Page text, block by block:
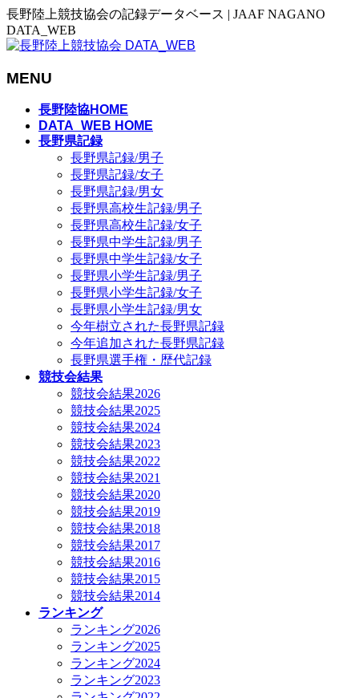
長野陸上競技協会の記録データベース | JAAF NAGANO
DATA_WEB
MENU
長野陸協HOME
DATA_WEB HOME
長野県記録
長野県記録/男子
長野県記録/女子
長野県記録/男女
長野県高校生記録/男子
長野県高校生記録/女子
長野県中学生記録/男子
長野県中学生記録/女子
長野県小学生記録/男子
長野県小学生記録/女子
長野県小学生記録/男女
今年樹立された長野県記録
今年追加された長野県記録
長野県選手権・歴代記録
競技会結果
競技会結果2026
競技会結果2025
競技会結果2024
競技会結果2023
競技会結果2022
競技会結果2021
競技会結果2020
競技会結果2019
競技会結果2018
競技会結果2017
競技会結果2016
競技会結果2015
競技会結果2014
ランキング
ランキング2026
ランキング2025
ランキング2024
ランキング2023